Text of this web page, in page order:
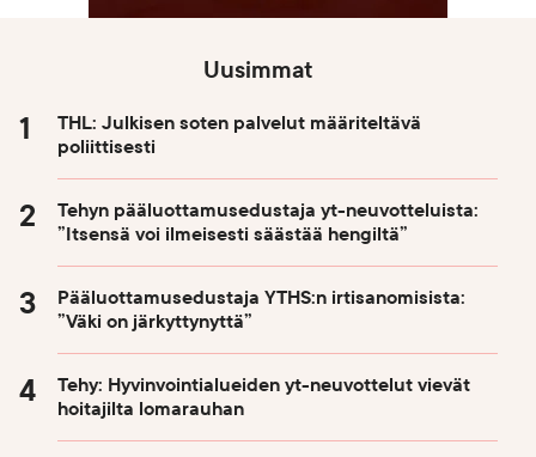
Uusimmat
THL: Julkisen soten palvelut määriteltävä
poliittisesti
Tehyn pääluottamusedustaja yt-neuvotteluista:
”Itsensä voi ilmeisesti säästää hengiltä”
Pääluottamusedustaja YTHS:n irtisanomisista:
”Väki on järkyttynyttä”
Tehy: Hyvinvointialueiden yt-neuvottelut vievät
hoitajilta lomarauhan